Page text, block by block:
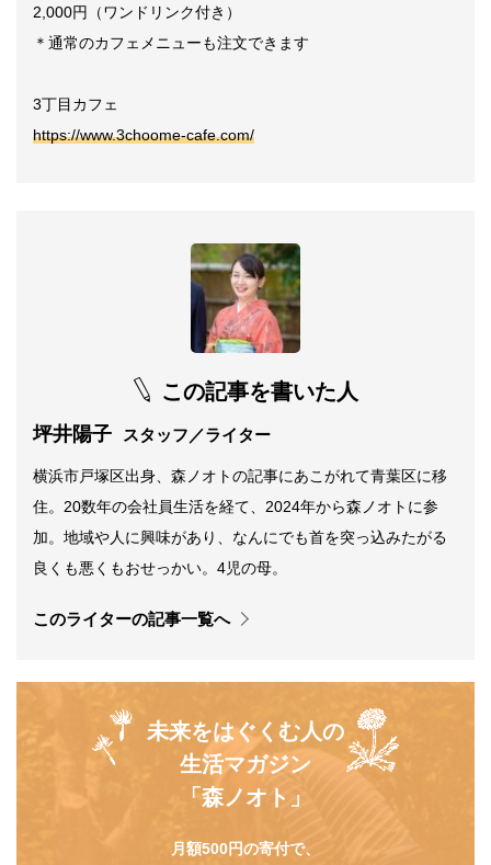
2,000円（ワンドリンク付き）
＊通常のカフェメニューも注文できます
3丁目カフェ
https://www.3choome-cafe.com/
この記事を書いた人
坪井陽子 スタッフ／ライター
横浜市戸塚区出身、森ノオトの記事にあこがれて青葉区に移
住。20数年の会社員生活を経て、2024年から森ノオトに参
加。地域や人に興味があり、なんにでも首を突っ込みたがる
良くも悪くもおせっかい。4児の母。
このライターの記事一覧へ
未来をはぐくむ人の
生活マガジン
「森ノオト」
月額500円の寄付で、